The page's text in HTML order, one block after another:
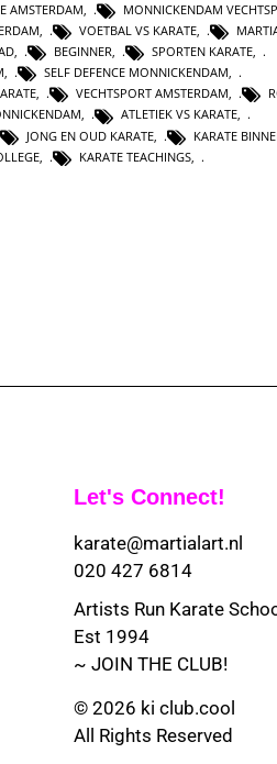
AMSTERDAM, MONNICKENDAM
, VOETBAL VS KARATE,
, BEGINNER, SPORTEN KARATE,
, SELF DEFENCE MONNICKENDAM,
, VECHTSPORT AMSTERDAM,
, ATLETIEK VS KARATE,
JONG EN OUD KARATE KARATE
KARATE TEACHINGS
Let's Connect!
karate@martialart.nl
020 427 6814
Artists Run Karate
Est 1994
~ JOIN THE CLUB!
© 2026 ki club.cool
All Rights Reserved